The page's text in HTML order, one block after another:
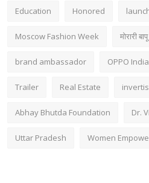
Education Honored
Moscow Fashion Week मोरारी बापू
brand ambassador OPPO India
Trailer Real Estate
Abhay Bhutda Foundation Dr.
Uttar Pradesh Women